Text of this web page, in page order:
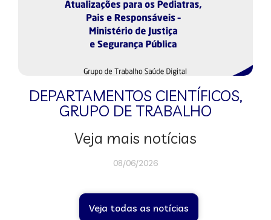
DEPARTAMENTOS CIENTÍFICOS,
GRUPO DE TRABALHO
Veja mais notícias
08/06/2026
Veja todas as notícias